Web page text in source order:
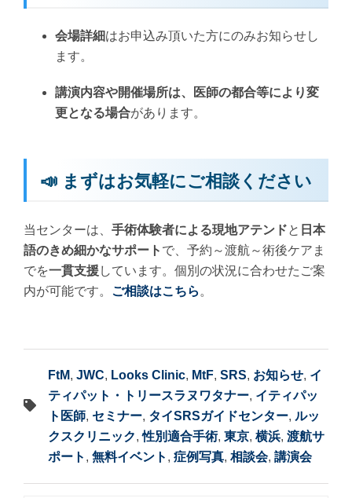
会場詳細はお申込み頂いた方にのみお知らせし
ます。
講演内容や開催場所は、医師の都合等により変
更となる場合があります。
📣 まずはお気軽にご相談ください
当センターは、 手術体験者による現地アテンドと 日本
語のきめ細かなサポート で、予約～渡航～術後ケアま
でを一貫支援しています。個別の状況に合わせたご案
内が可能です。 ご相談はこちら 。
FtM, JWC, Looks Clinic, MtF, SRS, お知らせ, イ
ティパット・トリースラヌワタナー, イティパッ
ト医師, セミナー, タイSRSガイドセンター, ルッ
クスクリニック,性別適合手術, 東京, 横浜, 渡航サ
ポート , 無料イベント , 症例写真, 相談会, 講演会